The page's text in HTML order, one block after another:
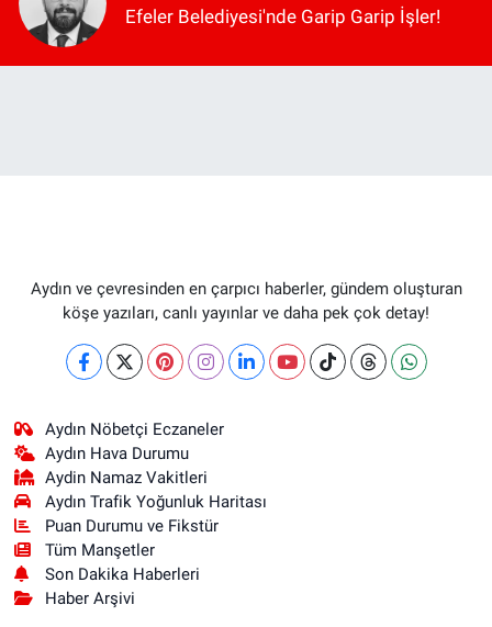
Efeler Belediyesi'nde Garip Garip İşler!
Aydın ve çevresinden en çarpıcı haberler, gündem oluşturan
köşe yazıları, canlı yayınlar ve daha pek çok detay!
Aydın Nöbetçi Eczaneler
Aydın Hava Durumu
Aydin Namaz Vakitleri
Aydın Trafik Yoğunluk Haritası
Puan Durumu ve Fikstür
Tüm Manşetler
Son Dakika Haberleri
Haber Arşivi